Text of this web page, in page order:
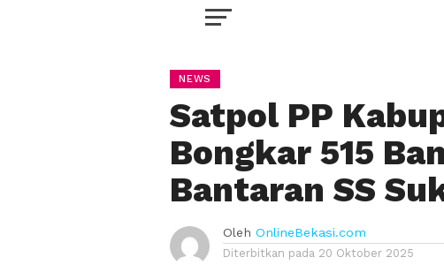
NEWS
Satpol PP
Bongkar 515
Bantaran SS
Oleh OnlineBekasi.com
Diterbitkan pada 20 Oktober 2025